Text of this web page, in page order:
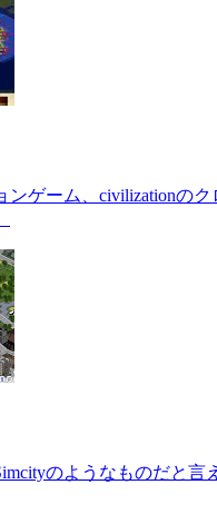
ンゲーム、civilizationの
のようなものだと言